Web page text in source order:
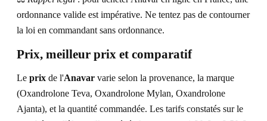
ordonnance valide est impérative. Ne tentez pas de contourner
la loi en commandant sans ordonnance.
Prix, meilleur prix et comparatif
Le prix de l'Anavar varie selon la provenance, la marque
(Oxandrolone Teva, Oxandrolone Mylan, Oxandrolone
Ajanta), et la quantité commandée. Les tarifs constatés sur le